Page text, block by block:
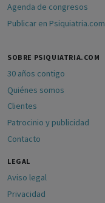
Agenda de congresos
Publicar en Psiquiatria.com
SOBRE PSIQUIATRIA.COM
30 años contigo
Quiénes somos
Clientes
Patrocinio y publicidad
Contacto
LEGAL
Aviso legal
Privacidad